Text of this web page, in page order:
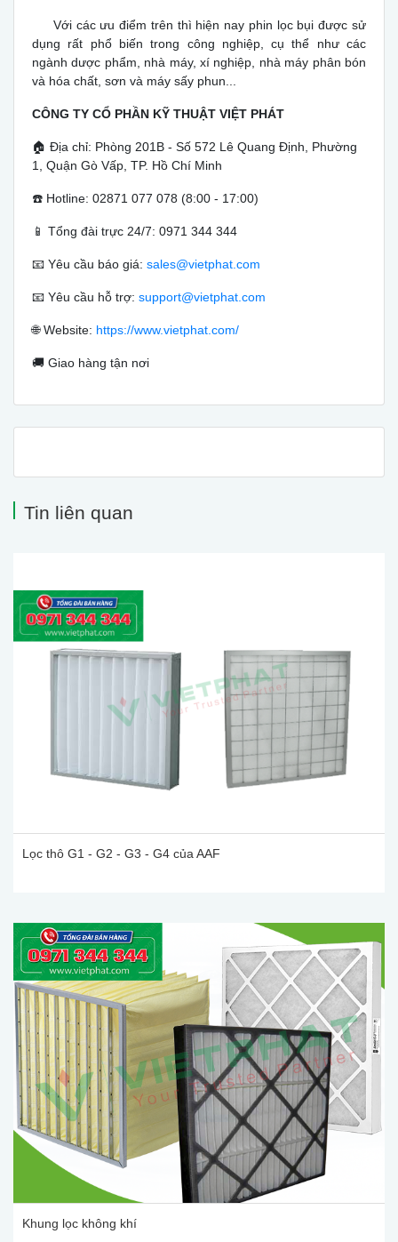
Với các ưu điểm trên thì hiện nay phin lọc bụi được sử
dụng rất phổ biến trong công nghiệp, cụ thể như các
ngành dược phẩm, nhà máy, xí nghiệp, nhà máy phân bón
và hóa chất, sơn và máy sấy phun...
CÔNG TY CỔ PHẦN KỸ THUẬT VIỆT PHÁT
🏠 Địa chỉ: Phòng 201B - Số 572 Lê Quang Định, Phường
1, Quận Gò Vấp, TP. Hồ Chí Minh
☎️ Hotline: 02871 077 078 (8:00 - 17:00)
📱 Tổng đài trực 24/7: 0971 344 344
📧 Yêu cầu báo giá: sales@vietphat.com
📧 Yêu cầu hỗ trợ: support@vietphat.com
🌐 Website: https://www.vietphat.com/
🚚 Giao hàng tận nơi
Tin liên quan
Lọc thô G1 - G2 - G3 - G4 của AAF
Khung lọc không khí